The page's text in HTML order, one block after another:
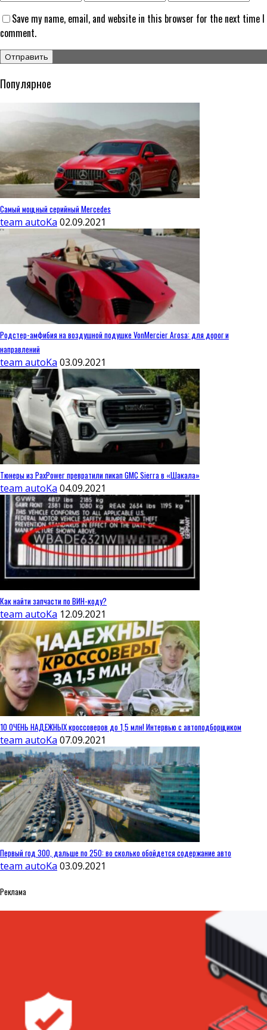
Save my name, email, and website in this browser for the next time I
comment.
Популярное
Самый мощный серийный Mercedes
team autoKa 02.09.2021
Родстер-амфибия на воздушной подушке VonMercier Arosa: для дорог и
направлений
team autoKa 03.09.2021
Тюнеры из PaxPower превратили пикап GMC Sierra в «Шакала»
team autoKa 04.09.2021
Как найти запчасти по ВИН-коду?
team autoKa 12.09.2021
10 ОЧЕНЬ НАДЕЖНЫХ кроссоверов до 1,5 млн! Интервью с автоподборщиком
team autoKa 07.09.2021
Первый год 300, дальше по 250: во сколько обойдется содержание авто
team autoKa 03.09.2021
Реклама